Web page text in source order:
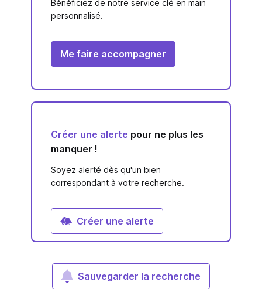
Bénéficiez de notre service clé en main
personnalisé.
Me faire accompagner
Créer une alerte pour ne plus les
manquer !
Soyez alerté dès qu'un bien
correspondant à votre recherche.
Créer une alerte
Sauvegarder la recherche